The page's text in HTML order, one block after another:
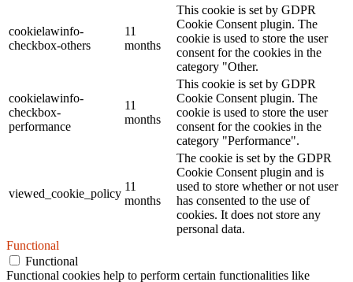
cookielawinfo-
checkbox-others
11
months
This cookie is set by GDPR
Cookie Consent plugin. The
cookie is used to store the user
consent for the cookies in the
category "Other.
cookielawinfo-
checkbox-
performance
11
months
This cookie is set by GDPR
Cookie Consent plugin. The
cookie is used to store the user
consent for the cookies in the
category "Performance".
viewed_cookie_policy
11
months
The cookie is set by the GDPR
Cookie Consent plugin and is
used to store whether or not user
has consented to the use of
cookies. It does not store any
personal data.
Functional
Functional
Functional cookies help to perform certain functionalities like